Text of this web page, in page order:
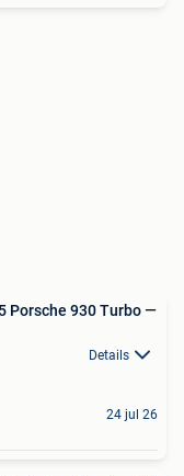
Porsche 930 Turbo —
Details
24 jul 26